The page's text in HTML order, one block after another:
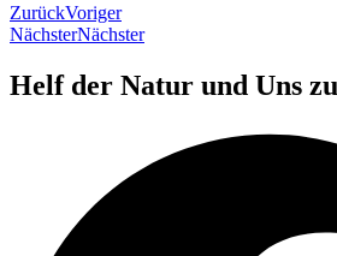
ZurückVoriger
NächsterNächster
Helf der Natur und Uns